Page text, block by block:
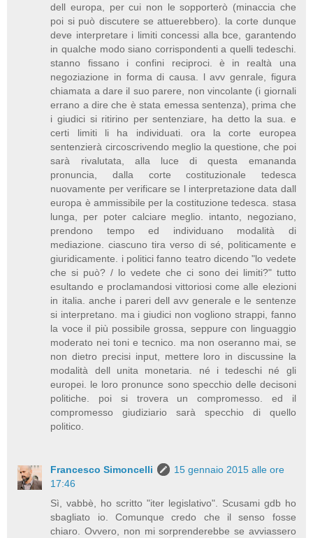
dell europa, per cui non le sopporterò (minaccia che
poi si può discutere se attuerebbero). la corte dunque
deve interpretare i limiti concessi alla bce, garantendo
in qualche modo siano corrispondenti a quelli tedeschi.
stanno fissano i confini reciproci. è in realtà una
negoziazione in forma di causa. l avv genrale, figura
chiamata a dare il suo parere, non vincolante (i giornali
errano a dire che è stata emessa sentenza), prima che
i giudici si ritirino per sentenziare, ha detto la sua. e
certi limiti li ha individuati. ora la corte europea
sentenzierà circoscrivendo meglio la questione, che poi
sarà rivalutata, alla luce di questa emananda
pronuncia, dalla corte costituzionale tedesca
nuovamente per verificare se l interpretazione data dall
europa è ammissibile per la costituzione tedesca. stasa
lunga, per poter calciare meglio. intanto, negoziano,
prendono tempo ed individuano modalità di
mediazione. ciascuno tira verso di sé, politicamente e
giuridicamente. i politici fanno teatro dicendo "lo vedete
che si può? / lo vedete che ci sono dei limiti?" tutto
esultando e proclamandosi vittoriosi come alle elezioni
in italia. anche i pareri dell avv generale e le sentenze
si interpretano. ma i giudici non vogliono strappi, fanno
la voce il più possibile grossa, seppure con linguaggio
moderato nei toni e tecnico. ma non oseranno mai, se
non dietro precisi input, mettere loro in discussine la
modalità dell unita monetaria. né i tedeschi né gli
europei. le loro pronunce sono specchio delle decisoni
politiche. poi si trovera un compromesso. ed il
compromesso giudiziario sarà specchio di quello
politico.
Francesco Simoncelli
15 gennaio 2015 alle ore
17:46
Sì, vabbè, ho scritto "iter legislativo". Scusami gdb ho
sbagliato io. Comunque credo che il senso fosse
chiaro. Ovvero, non mi sorprenderebbe se avviassero